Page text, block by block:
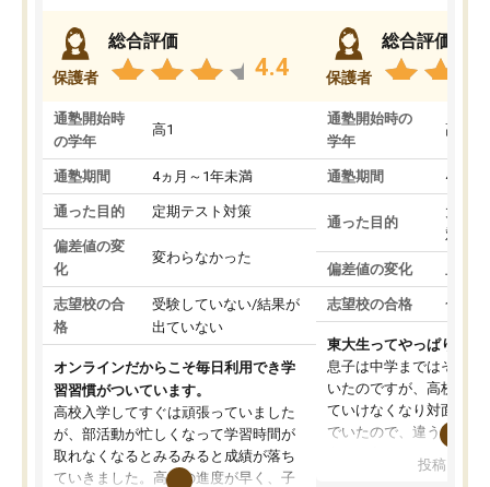
保護者
総合評価
4.4
通塾開始時
の学年
高1
通塾期間 4ヵ月～1年未満
通った目的 定期テスト対策
偏差値の変
化
変わらなかった
志望校の合
格
受験していない/結果が
出ていない
オンラインだからこそ毎日利用でき学
習習慣がついています。
高校入学してすぐは頑張っていました
が、部活動が忙しくなって学習時間が
取れなくなるとみるみると成績が落ち
ていきました。高校の進度が早く、子
保護者
総合評価
通塾開始時の
学年
高3
通塾期間 4ヵ月
通った目的
大学
対策
偏差値の変化
志望校の合格 合格
東大生ってやっぱりすご
息子は中学まではそこそ
いたのですが、高校に入
ていけなくなり対面の塾
でいたので、違うアプロ
で、当初は模試でD判定
投稿日：